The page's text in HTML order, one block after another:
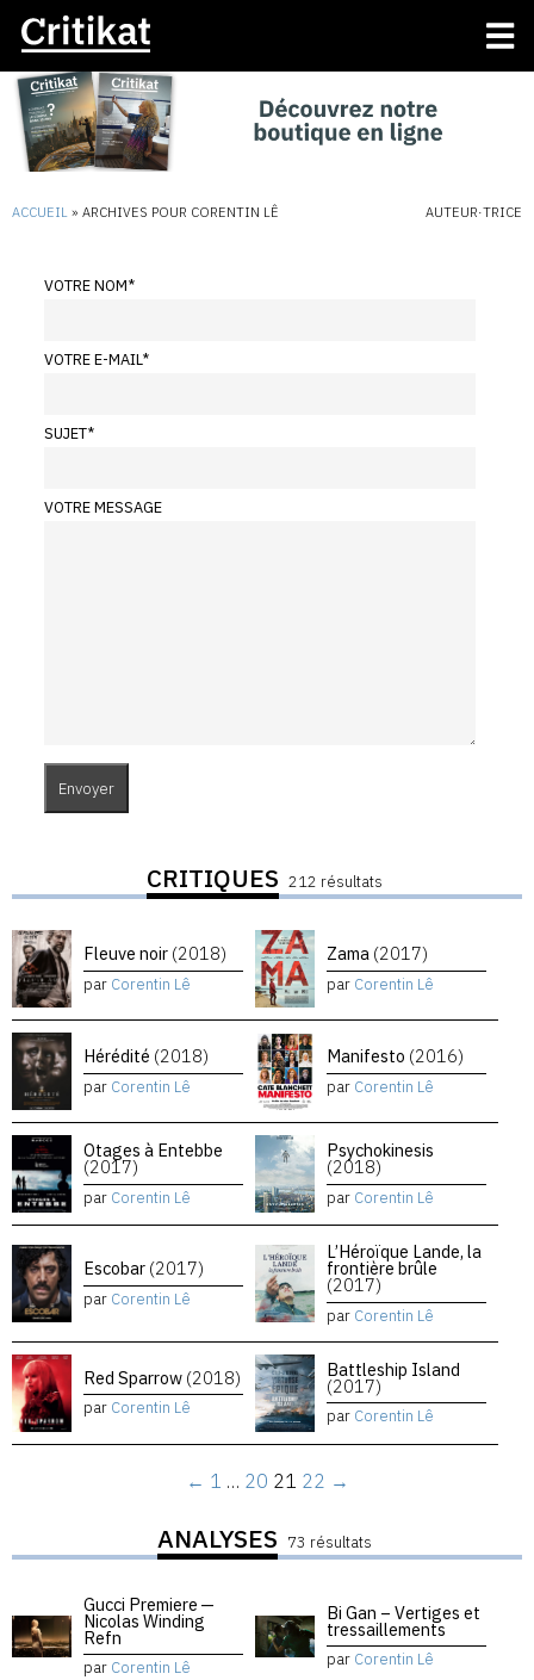
ACCUEIL » ARCHIVES POUR CORENTIN LÊ AUTEUR·TRICE
VOTRE NOM*
VOTRE E-MAIL*
SUJET*
VOTRE MESSAGE
CRITIQUES 212 résultats
Fleuve noir (2018)
par Corentin Lê
Zama (2017)
par Corentin Lê
Hérédité (2018)
par Corentin Lê
Manifesto (2016)
par Corentin Lê
Otages à Entebbe
(2017)
par Corentin Lê
Psychokinesis
(2018)
par Corentin Lê
Escobar (2017)
par Corentin Lê
L’Héroïque Lande, la
frontière brûle
(2017)
par Corentin Lê
Red Sparrow (2018)
par Corentin Lê
Battleship Island
(2017)
par Corentin Lê
← 1 … 20 21 22 →
ANALYSES 73 résultats
Gucci Premiere —
Nicolas Winding
Refn
par Corentin Lê
Bi Gan – Vertiges et
tressaillements
par Corentin Lê